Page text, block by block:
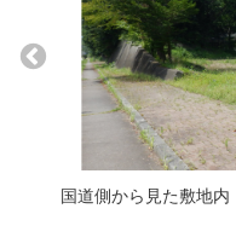
国道側から見た敷地内